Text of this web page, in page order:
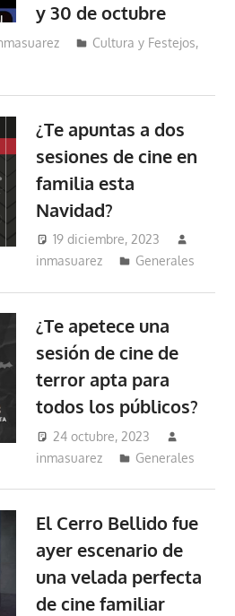
y 30 de octubre
Cultura y Festejos,
¿Te apuntas a dos
sesiones de cine en
familia esta
Navidad?
19 diciembre, 2023
inmasuarez
Generales
¿Te apetece una
sesión de cine de
terror apta para
todos los públicos?
24 octubre, 2023
inmasuarez
Generales
El Cerro Bellido fue
ayer escenario de
una velada perfecta
de cine familiar